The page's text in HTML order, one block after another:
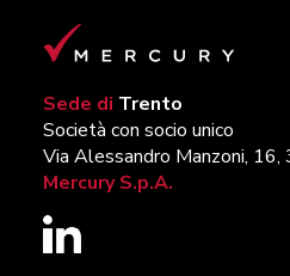
Sede di Trento
Società con socio unico
Via Alessandro Manzoni,
Mercury S.p.A.